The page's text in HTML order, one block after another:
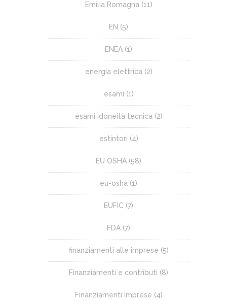
Emilia Romagna (11)
EN (5)
ENEA (1)
energia elettrica (2)
esami (1)
esami idoneità tecnica (2)
estintori (4)
EU OSHA (58)
eu-osha (1)
EUFIC (7)
FDA (7)
finanziamenti alle imprese (5)
Finanziamenti e contributi (8)
Finanziamenti Imprese (4)